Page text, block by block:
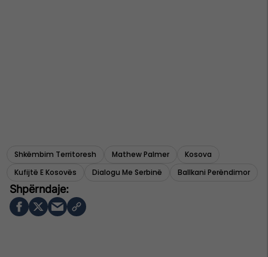
Shkëmbim Territoresh Mathew Palmer
Kosova
Kufijtë E Kosovës
Dialogu Me Serbinë Ballkani Perëndimor